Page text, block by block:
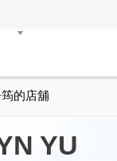
的店舖
YU